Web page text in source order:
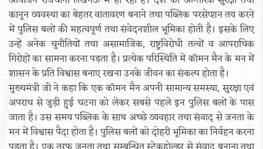
कानून व्यवस्था का बेहतर वातावरण बनाने तथा पब्लिक परसेप्शन तय करने
में पुलिस बलों की महत्वपूर्ण तथा संवेदनशील भूमिका होती है। इसके लिए
उन्हें अनेक चुनौतियों तथा असामाजिक, राष्ट्रविरोधी तत्वों व आपराधिक
गिरोहों का सामना करना पड़ता है। प्रत्येक परिस्थिति में काॅमन मैन के मन में
शासन के प्रति विश्वास बनाए रखना उनके जीवन का संकल्प होता है।
मुख्यमंत्री जी ने कहा कि एक काॅमन मैन अपनी सामान्य समस्या, सुरक्षा एवं
अपराध से जुड़ी हुई घटना को लेकर सबसे पहले इन पुलिस बलों के पास
जाता है। उस समय पब्लिक के साथ अच्छे व्यवहार तथा संवाद से जनता के
मन में विश्वास पैदा होता है। पुलिस बलों को दोहरी भूमिका का निर्वहन करना